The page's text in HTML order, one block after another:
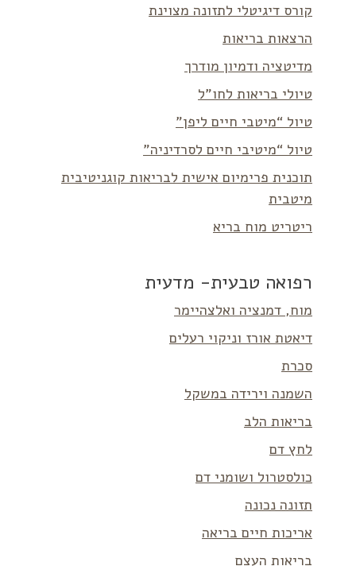
קורס דיגיטלי לתזונה מצוינת
הרצאות בריאות
מדיטציה ודמיון מודרך
טיולי בריאות לחו”ל
טיול “מיטבי חיים ליפן”
טיול “מיטיבי חיים לסרדיניה”
תוכנית פרימיום אישית לבריאות קוגניטיבית
מיטבית
ריטריט מוח בריא
רפואה טבעית- מדעית
מוח, דמנציה ואלצהיימר
דיאטת אורז וניקוי רעלים
סכרת
השמנה וירידה במשקל
בריאות הלב
לחץ דם
כולסטרול ושומני דם
תזונה נכונה
אריכות חיים בריאה
בריאות העצם